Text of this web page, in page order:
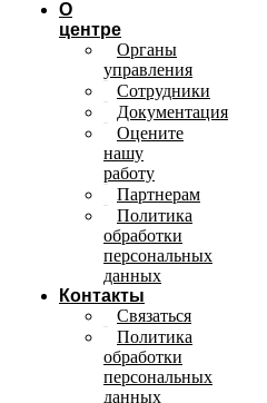
О
центре
Органы
управления
Сотрудники
Документация
Оцените
нашу
работу
Партнерам
Политика
обработки
персональных
данных
Контакты
Связаться
Политика
обработки
персональных
данных